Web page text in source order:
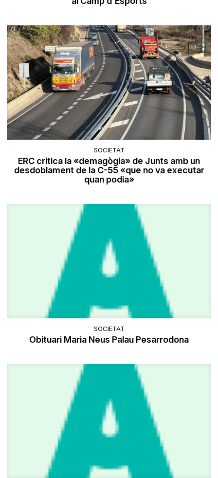
SOCIETAT
ERC critica la «demagògia» de Junts amb un
desdoblament de la C-55 «que no va executar
quan podia»
SOCIETAT
Obituari Maria Neus Palau Pesarrodona